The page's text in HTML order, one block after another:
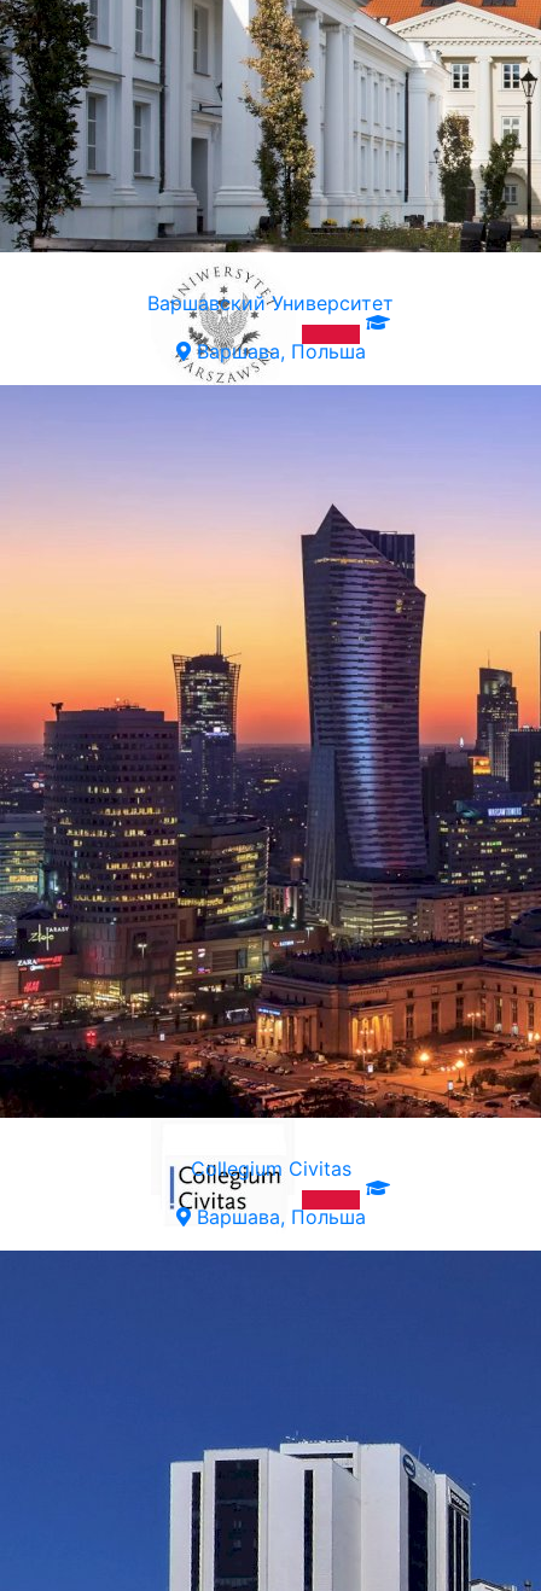
Варшавский Университет
Варшава, Польша
Collegium Civitas
Варшава, Польша